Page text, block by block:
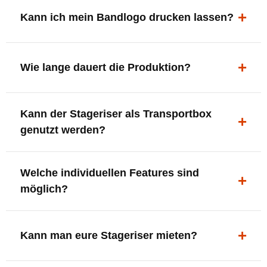
ergonomisch, sicher und gut sichtbar.
Kann ich mein Bandlogo drucken lassen?
deine Bühne, deine Marke.
Wie lange dauert die Produktion?
innerhalb Deutschlands kostenfrei.
Kann der Stageriser als Transportbox
genutzt werden?
oder Zubehör nutzen.
Welche individuellen Features sind
möglich?
XLR-Brücke / Schnittstelle
Setlist-Clip
Kann man eure Stageriser mieten?